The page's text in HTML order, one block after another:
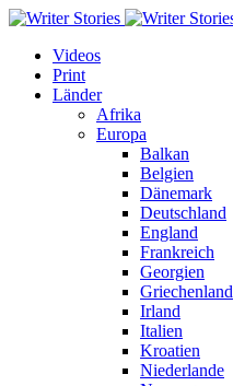
Videos
Print
Länder
Afrika
Europa
Balkan
Belgien
Dänemark
Deutschland
England
Frankreich
Georgien
Griechenland
Irland
Italien
Kroatien
Niederlande